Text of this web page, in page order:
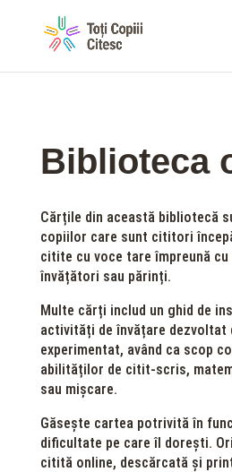
Biblioteca
Cărțile din această bibliotecă
copiilor care sunt cititori
citite cu voce tare împreună
învățători sau părinți.
Multe cărți includ un ghid de
activități de învățare dezvoltat
experimentat, având ca scop
abilităților de citit-scris,
sau mișcare.
Găsește cartea potrivită în
dificultate pe care îl dorești.
citită online, descărcată și